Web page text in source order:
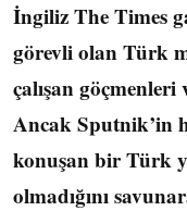
İngiliz The Times
görevli olan Türk
çalışan
Ancak Sputnik’in
konuşan bir Türk
olmadığını